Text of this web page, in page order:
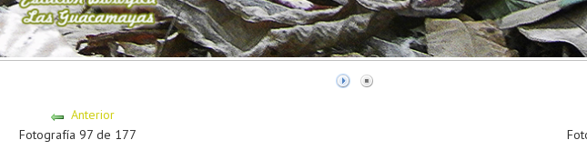
Anterior
Fotografía 97 de 177